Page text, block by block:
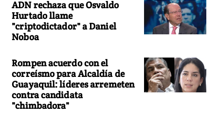
ADN rechaza que Osvaldo
Hurtado llame
"criptodictador" a Daniel
Noboa
Rompen acuerdo con el
correísmo para Alcaldía de
Guayaquil: líderes arremeten
contra candidata
"chimbadora"